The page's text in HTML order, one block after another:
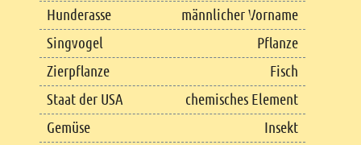
Hunderasse
männlicher Vorname
Singvogel
Pflanze
Zierpflanze
Fisch
Staat der USA
chemisches Element
Gemüse
Insekt